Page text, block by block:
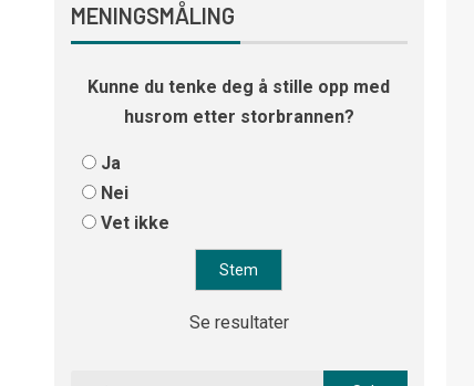
MENINGSMÅLING
Kunne du tenke deg å stille opp med
husrom etter storbrannen?
Ja
Nei
Vet ikke
Se resultater